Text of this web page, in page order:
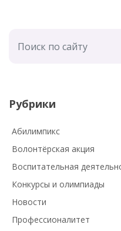
Рубрики
Абилимпикс
Волонтёрская акция
Воспитательная
Конкурсы и олимпиады
Новости
Профессионалитет